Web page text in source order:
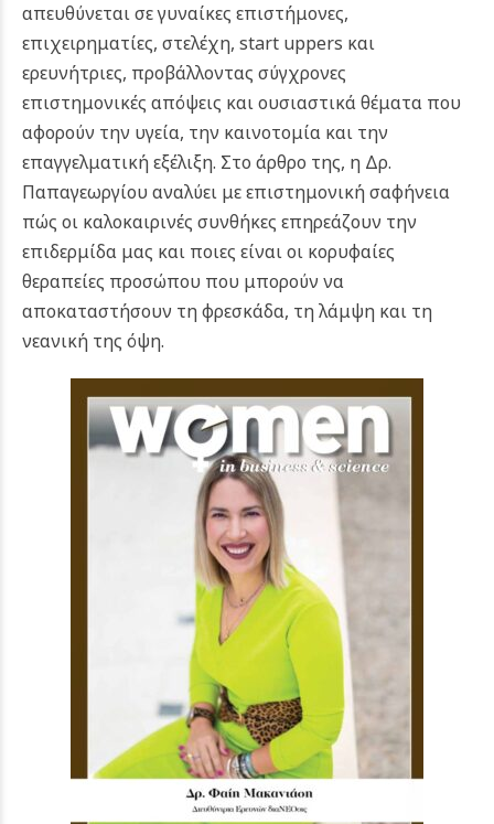
απευθύνεται σε γυναίκες επιστήμονες,
επιχειρηματίες, στελέχη, start uppers και
ερευνήτριες, προβάλλοντας σύγχρονες
επιστημονικές απόψεις και ουσιαστικά θέματα που
αφορούν την υγεία, την καινοτομία και την
επαγγελματική εξέλιξη. Στο άρθρο της, η Δρ.
Παπαγεωργίου αναλύει με επιστημονική σαφήνεια
πώς οι καλοκαιρινές συνθήκες επηρεάζουν την
επιδερμίδα μας και ποιες είναι οι κορυφαίες
θεραπείες προσώπου που μπορούν να
αποκαταστήσουν τη φρεσκάδα, τη λάμψη και τη
νεανική της όψη.